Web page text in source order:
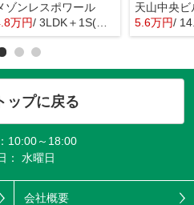
ゾンレスポワール
万円/ 3LDK＋1S(納戸)
天山中央ビ
5.6万円/
ップに戻る
10:00～18:00
： 水曜日
会社概要